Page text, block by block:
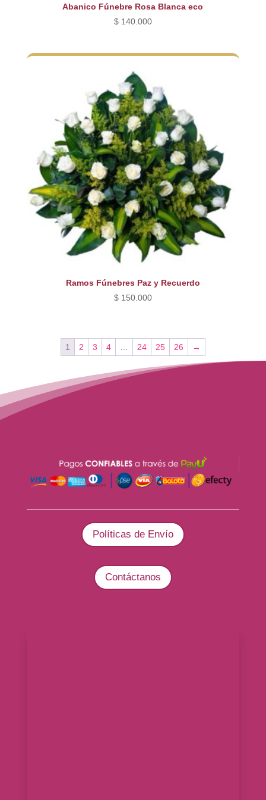
Abanico Fúnebre Rosa Blanca eco
$140.000
Ramos Fúnebres Paz y Recuerdo
$150.000
1 2 3 4 … 24 25 26 →
Políticas de Envío
Contáctanos